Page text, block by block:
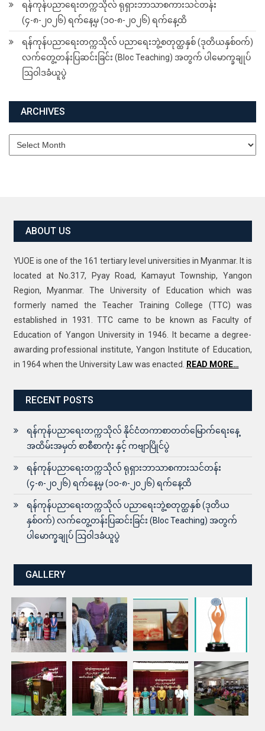
ရန်ကုန်ပညာရေးတက္ကသိုလ် ရုရှားဘာသာစကားသင်တန်း
(၄-၈-၂၀၂၆) ရက်နေ့မှ (၁၀-၈-၂၀၂၆) ရက်နေ့ထိ
ရန်ကုန်ပညာရေးတက္ကသိုလ် ပညာရေးဘွဲ့စတုတ္ထနှစ် (ဒုတိယနှစ်ဝက်)
လက်တွေ့တန်းပြဆင်းခြင်း (Bloc Teaching) အတွက် ပါမောက္ခချုပ်
ARCHIVES
ABOUT US
YUOE is one of the 161 tertiary level universities in Myanmar. It is
located at No.317, Pyay Road, Kamayut Township, Yangon
Region, Myanmar. The University of Education which was
formerly named the Teacher Training College (TTC) was
established in 1931. TTC came to be known as Faculty of
Education of Yangon University in 1946. It became a degree-
awarding professional institute, Yangon Institute of Education,
RECENT POSTS
ရန်ကုန်ပညာရေးတက္ကသိုလ် နိုင်ငံတကာစာတတ်မြောက်ရေးနေ့
အထိမ်းအမှတ် စာစီစာကုံး နှင့် ကဗျာပြိုင်ပွဲ
ရန်ကုန်ပညာရေးတက္ကသိုလ် ရုရှားဘာသာစကားသင်တန်း
(၄-၈-၂၀၂၆) ရက်နေ့မှ (၁၀-၈-၂၀၂၆) ရက်နေ့ထိ
ရန်ကုန်ပညာရေးတက္ကသိုလ် ပညာရေးဘွဲ့စတုတ္ထနှစ် (ဒုတိယ
နှစ်ဝက်) လက်တွေ့တန်းပြဆင်းခြင်း (Bloc Teaching) အတွက်
GALLERY